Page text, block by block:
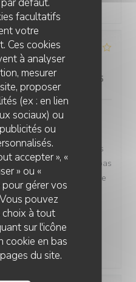
facultatifs
votre
Ces cookies
à analyser
mesurer
proposer
(ex : en lien
sociaux) ou
ou
accepter », «
» ou «
pour gérer vos
pouvez
à tout
sur l'icône
cookie en bas
du site.
: 4/5 Qualité / Prix /5
Plus de 2h d’attente
plats… Lorsque les
leur plat ( plat du jour) les
Un collègue n’a même pas
était lent. C’est dommage
fromage, fondue
cadre est sympa,
Un petit geste
les cafés par ex.) aurait
LA DÉSALPE